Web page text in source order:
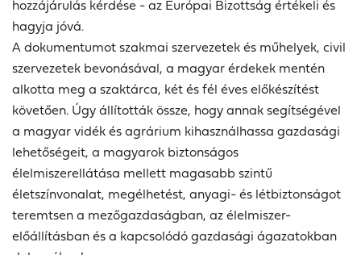
hozzájárulás kérdése - az Európai Bizottság értékeli és
hagyja jóvá.
A dokumentumot szakmai szervezetek és műhelyek, civil
szervezetek bevonásával, a magyar érdekek mentén
alkotta meg a szaktárca, két és fél éves előkészítést
követően. Úgy állították össze, hogy annak segítségével
a magyar vidék és agrárium kihasználhassa gazdasági
lehetőségeit, a magyarok biztonságos
élelmiszerellátása mellett magasabb szintű
életszínvonalat, megélhetést, anyagi- és létbiztonságot
teremtsen a mezőgazdaságban, az élelmiszer-
előállításban és a kapcsolódó gazdasági ágazatokban